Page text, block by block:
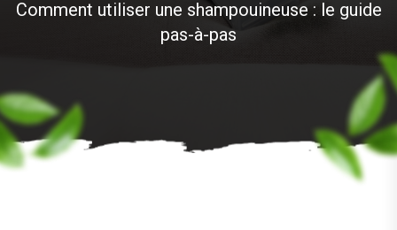
Comment utiliser une shampouineuse : le guide
pas-à-pas